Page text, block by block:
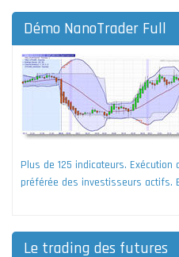
Démo NanoTrader Full
Plus de 125 indicateurs.
préférée des investisseurs actifs.
Le trading des futures